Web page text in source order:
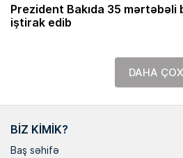
Prezident Bakıda 35 mərtəbəli
iştirak edib
DAHA ÇOX
BIZ KIMIK?
Baş səhifə